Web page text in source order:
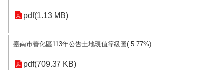
pdf(1.13 MB)
臺南市善化區113年公告土地現值等級圖( 5.77%)
pdf(709.37 KB)